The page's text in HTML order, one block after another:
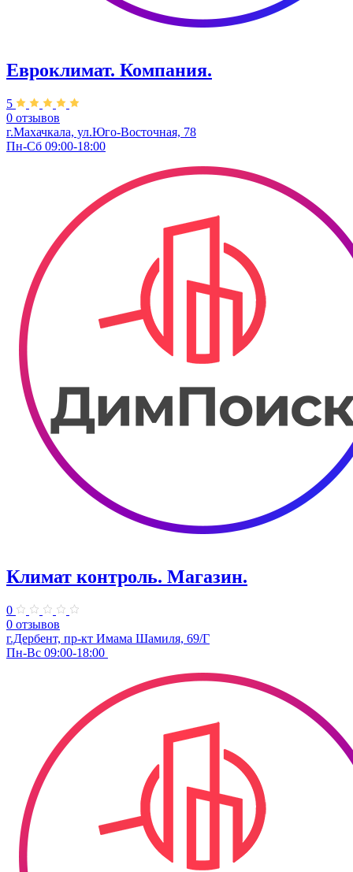
Евроклимат. Компания.
5
0 отзывов
г.Махачкала, ул.Юго-Восточная, 78
Пн-Сб 09:00-18:00
Климат контроль. ​Магазин.
0
0 отзывов
г.Дербент, пр-кт Имама Шамиля, 69/Г
Пн-Вс 09:00-18:00 ​